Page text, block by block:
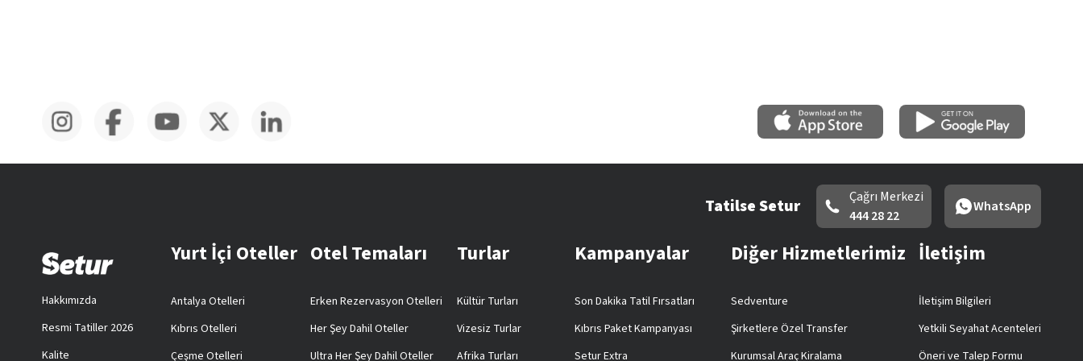
Tatilse Setur
Çağrı Merkezi
444 28 22
WhatsApp
Hakkımızda
Resmi Tatiller 2026
Kalite
Yurt İçi Oteller
Antalya Otelleri
Kıbrıs Otelleri
Çeşme Otelleri
Otel Temaları
Erken Rezervasyon Otelleri
Her Şey Dahil Oteller
Ultra Her Şey Dahil Oteller
Turlar
Kültür Turları
Vizesiz Turlar
Afrika Turları
Kampanyalar
Son Dakika Tatil Fırsatları
Kıbrıs Paket Kampanyası
Setur Extra
Diğer Hizmetlerimiz
Sedventure
Şirketlere Özel Transfer
Kurumsal Araç Kiralama
İletişim
İletişim Bilgileri
Yetkili Seyahat Acenteleri
Öneri ve Talep Formu